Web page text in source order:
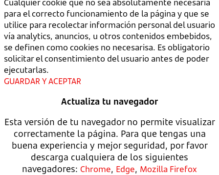
para el correcto funcionamiento de la página y que se
utilice para recolectar información personal del usuario
vía analytics, anuncios, u otros contenidos embebidos,
se definen como cookies no necesarisa. Es obligatorio
solicitar el consentimiento del usuario antes de poder
ejecutarlas.
GUARDAR Y ACEPTAR
Actualiza tu navegador
Esta versión de tu navegador no permite visualizar
correctamente la página. Para que tengas una
buena experiencia y mejor seguridad, por favor
descarga cualquiera de los siguientes
navegadores: Chrome, Edge, Mozilla Firefox